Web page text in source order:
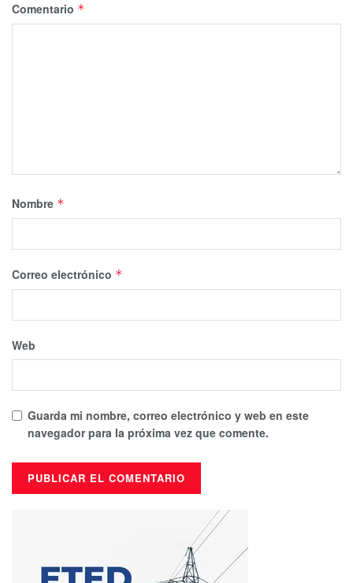
Comentario *
Nombre *
Correo electrónico *
Web
Guarda mi nombre, correo electrónico y web en este
navegador para la próxima vez que comente.